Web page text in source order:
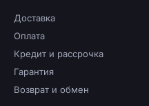
Доставка
Оплата
Кредит и рассрочка
Гарантия
Возврат и обмен